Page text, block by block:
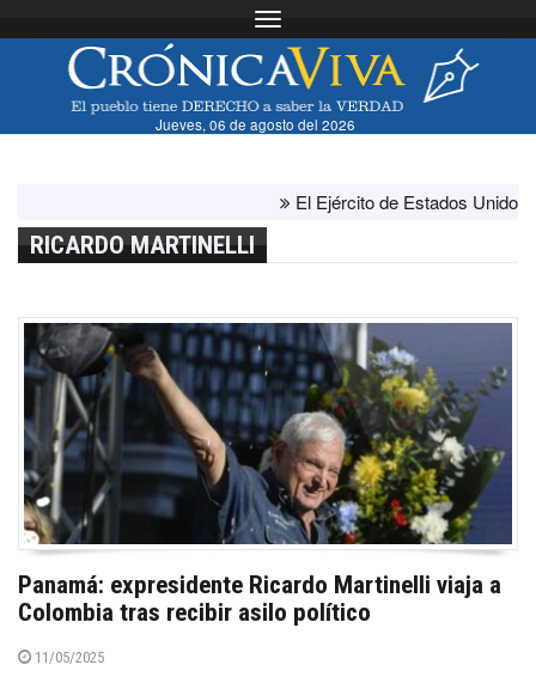
Toggle navigation
Jueves, 06 de agosto del 2026
El Ejército de Estados Unidos ha
RICARDO MARTINELLI
Panamá: expresidente Ricardo Martinelli viaja a
Colombia tras recibir asilo político
11/05/2025